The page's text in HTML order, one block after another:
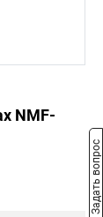
NMF-
Задать вопрос